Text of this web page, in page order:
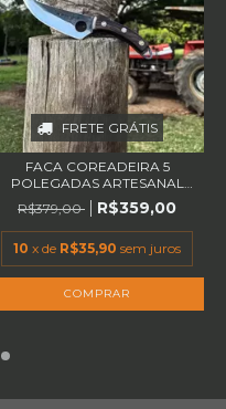
FRETE GRÁTIS
FACA COREADEIRA 5
POLEGADAS ARTESANAL
EM...
R$379,00 R$359,00
10 x de R$35,90 sem juros